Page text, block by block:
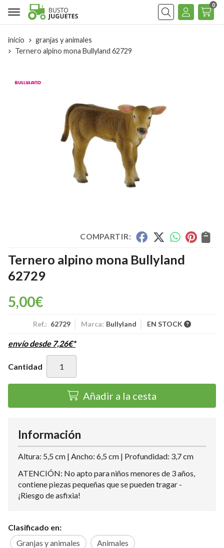
Buscar
0
inicio
granjas y animales
Ternero alpino mona Bullyland 62729
COMPARTIR:
Ternero alpino mona Bullyland
62729
5,00€
Ref.: 62729 Marca: Bullyland EN STOCK
envío desde 7,26€*
Cantidad
Añadir a la cesta
Información
Altura: 5,5 cm | Ancho: 6,5 cm | Profundidad: 3,7 cm
ATENCIÓN: No apto para niños menores de 3 años,
contiene piezas pequeñas que se pueden tragar -
¡Riesgo de asfixia!
Clasificado en:
Granjas y animales
Animales